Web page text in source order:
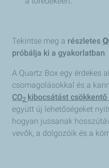
Tekintse meg a részletes
próbálja ki a gyakorlatban.
A Quartz Box egy érdekes
csomagolásokkal és a
CO2 kibocsátást
együtt új lehetőségeket
hogyan jussanak
vevők, a dolgozóik és a